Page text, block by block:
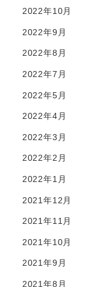
2022年10月
2022年9月
2022年8月
2022年7月
2022年5月
2022年4月
2022年3月
2022年2月
2022年1月
2021年12月
2021年11月
2021年10月
2021年9月
2021年8月